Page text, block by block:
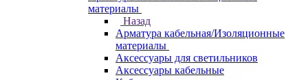
материалы
Назад
Арматура кабельная/Изоляционные
материалы
Аксессуары для светильников
Аксессуары кабельные